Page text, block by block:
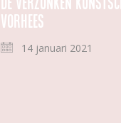
Vorhees
14 januari 2021